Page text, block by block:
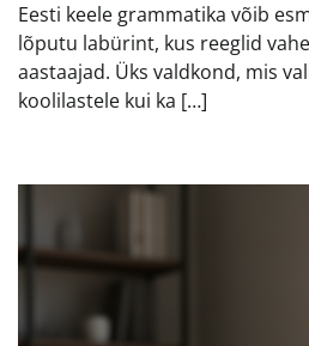
Eesti keele grammatika võib
lõputu labürint, kus reeglid
aastaajad. Üks valdkond, mis
koolilastele kui ka […]